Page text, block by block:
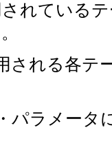
れている
される各テ
パラメータ